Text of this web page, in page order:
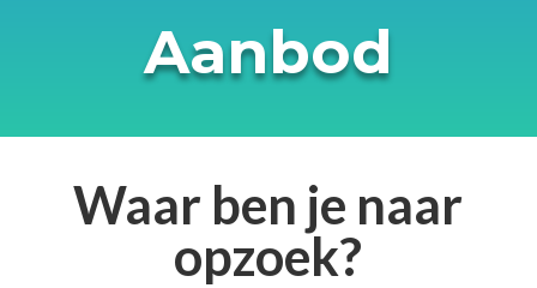
Aanbod
Waar ben je naar
opzoek?